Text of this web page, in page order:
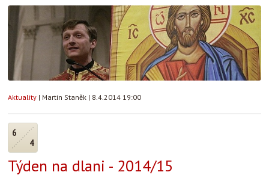
Aktuality | Martin Staněk | 8.4.2014 19:00
6
4
Týden na dlani - 2014/15